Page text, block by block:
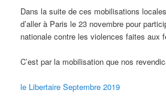
Dans la suite de ces mobilisations
d’aller à Paris le 23 novembre pour
nationale contre les violences faites aux
C’est par la mobilisation que nos
le Libertaire Septembre 2019